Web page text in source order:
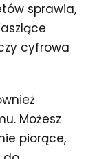
sprawia,
cyfrowa
Możesz
piorące,